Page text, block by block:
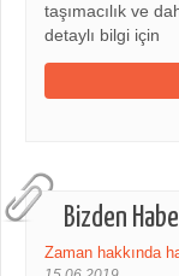
taşımacılık ve
detaylı bilgi için
Bizden
Zaman hakkında